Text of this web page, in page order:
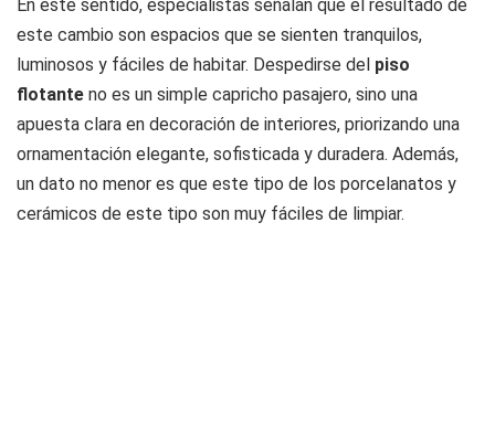
En este sentido, especialistas señalan que el resultado de
este cambio son espacios que se sienten tranquilos,
luminosos y fáciles de habitar. Despedirse del piso
flotante no es un simple capricho pasajero, sino una
apuesta clara en decoración de interiores, priorizando una
ornamentación elegante, sofisticada y duradera. Además,
un dato no menor es que este tipo de los porcelanatos y
cerámicos de este tipo son muy fáciles de limpiar.